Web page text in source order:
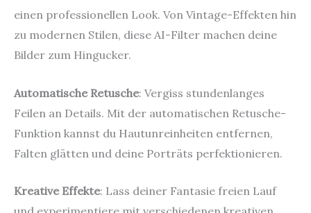
einen professionellen Look. Von Vintage-Effekten hin
zu modernen Stilen, diese AI-Filter machen deine
Bilder zum Hingucker.
Automatische Retusche: Vergiss stundenlanges
Feilen an Details. Mit der automatischen Retusche-
Funktion kannst du Hautunreinheiten entfernen,
Falten glätten und deine Porträts perfektionieren.
Kreative Effekte: Lass deiner Fantasie freien Lauf